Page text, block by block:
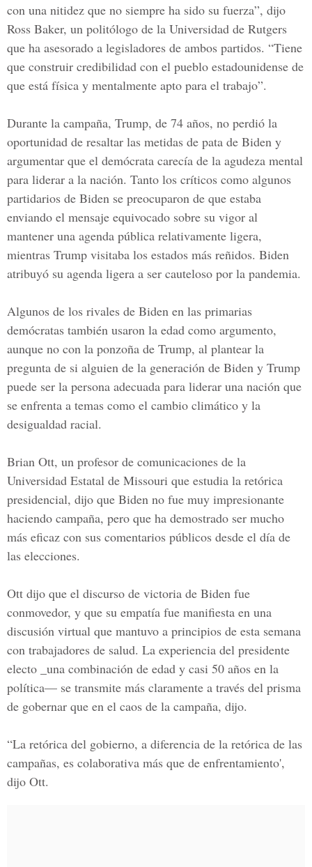
con una nitidez que no siempre ha sido su fuerza”, dijo
Ross Baker, un politólogo de la Universidad de Rutgers
que ha asesorado a legisladores de ambos partidos. “Tiene
que construir credibilidad con el pueblo estadounidense de
que está física y mentalmente apto para el trabajo”.
Durante la campaña, Trump, de 74 años, no perdió la
oportunidad de resaltar las metidas de pata de Biden y
argumentar que el demócrata carecía de la agudeza mental
para liderar a la nación. Tanto los críticos como algunos
partidarios de Biden se preocuparon de que estaba
enviando el mensaje equivocado sobre su vigor al
mantener una agenda pública relativamente ligera,
mientras Trump visitaba los estados más reñidos. Biden
atribuyó su agenda ligera a ser cauteloso por la pandemia.
Algunos de los rivales de Biden en las primarias
demócratas también usaron la edad como argumento,
aunque no con la ponzoña de Trump, al plantear la
pregunta de si alguien de la generación de Biden y Trump
puede ser la persona adecuada para liderar una nación que
se enfrenta a temas como el cambio climático y la
desigualdad racial.
Brian Ott, un profesor de comunicaciones de la
Universidad Estatal de Missouri que estudia la retórica
presidencial, dijo que Biden no fue muy impresionante
haciendo campaña, pero que ha demostrado ser mucho
más eficaz con sus comentarios públicos desde el día de
las elecciones.
Ott dijo que el discurso de victoria de Biden fue
conmovedor, y que su empatía fue manifiesta en una
discusión virtual que mantuvo a principios de esta semana
con trabajadores de salud. La experiencia del presidente
electo _una combinación de edad y casi 50 años en la
política— se transmite más claramente a través del prisma
de gobernar que en el caos de la campaña, dijo.
“La retórica del gobierno, a diferencia de la retórica de las
campañas, es colaborativa más que de enfrentamiento',
dijo Ott.